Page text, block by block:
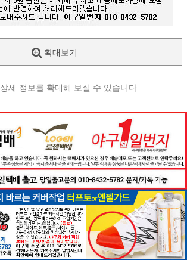
확대보기
상세 정보를 확대해 보실 수 있습니다